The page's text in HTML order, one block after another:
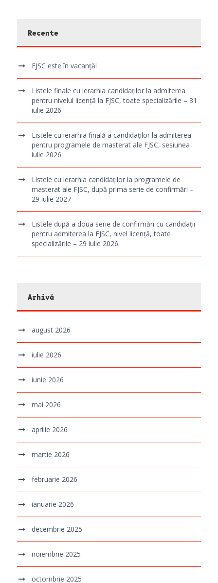
Recente
FJSC este în vacanță!
Listele finale cu ierarhia candidaților la admiterea
pentru nivelul licență la FJSC, toate specializările – 31
iulie 2026
Listele cu ierarhia finală a candidaților la admiterea
pentru programele de masterat ale FJSC, sesiunea
iulie 2026
Listele cu ierarhia candidaților la programele de
masterat ale FJSC, după prima serie de confirmări –
29 iulie 2027
Listele după a doua serie de confirmări cu candidații
pentru admiterea la FJSC, nivel licență, toate
specializările – 29 iulie 2026
Arhivă
august 2026
iulie 2026
iunie 2026
mai 2026
aprilie 2026
martie 2026
februarie 2026
ianuarie 2026
decembrie 2025
noiembrie 2025
octombrie 2025